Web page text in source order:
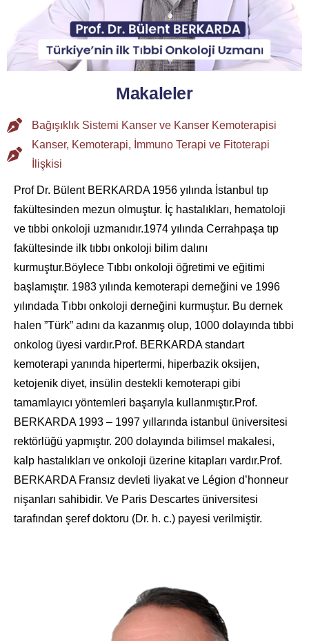
Makaleler
Bağışıklık Sistemi Kanser ve Kanser Kemoterapisi
Kanser, Kemoterapi, İmmuno Terapi ve Fitoterapi
İlişkisi
Prof Dr. Bülent BERKARDA 1956 yılında İstanbul tıp
fakültesinden mezun olmuştur. İç hastalıkları, hematoloji
ve tıbbi onkoloji uzmanıdır.1974 yılında Cerrahpaşa tıp
fakültesinde ilk tıbbı onkoloji bilim dalını
kurmuştur.Böylece Tıbbı onkoloji öğretimi ve eğitimi
başlamıştır. 1983 yılında kemoterapi derneğini ve 1996
yılındada Tıbbı onkoloji derneğini kurmuştur. Bu dernek
halen ”Türk” adını da kazanmış olup, 1000 dolayında tıbbi
onkolog üyesi vardır.Prof. BERKARDA standart
kemoterapi yanında hipertermi, hiperbazik oksijen,
ketojenik diyet, insülin destekli kemoterapi gibi
tamamlayıcı yöntemleri başarıyla kullanmıştır.Prof.
BERKARDA 1993 – 1997 yıllarında istanbul üniversitesi
rektörlüğü yapmıştır. 200 dolayında bilimsel makalesi,
kalp hastalıkları ve onkoloji üzerine kitapları vardır.Prof.
BERKARDA Fransız devleti liyakat ve Légion d’honneur
nişanları sahibidir. Ve Paris Descartes üniversitesi
tarafından şeref doktoru (Dr. h. c.) payesi verilmiştir.